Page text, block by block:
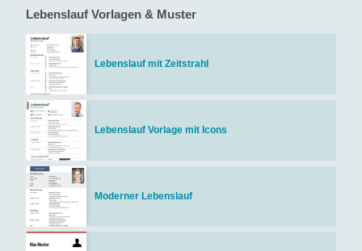
Lebenslauf Vorlagen & Muster
Lebenslauf mit Zeitstrahl
Lebenslauf Vorlage mit Icons
Moderner Lebenslauf